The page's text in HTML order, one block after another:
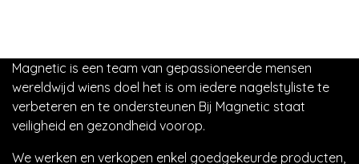
Magnetic is een team van gepassioneerde mensen
wereldwijd wiens doel het is om iedere nagelstyliste te
verbeteren en te ondersteunen Bij Magnetic staat
veiligheid en gezondheid voorop.
We werken en verkopen enkel goedgekeurde producten,